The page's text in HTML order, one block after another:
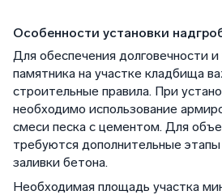
Особенности установки
Для обеспечения долговечности
памятника на участке кладбища
строительные правила. При
необходимо использование
смеси песка с цементом. Для
требуются дополнительные
заливки бетона.
Необходимая площадь участка